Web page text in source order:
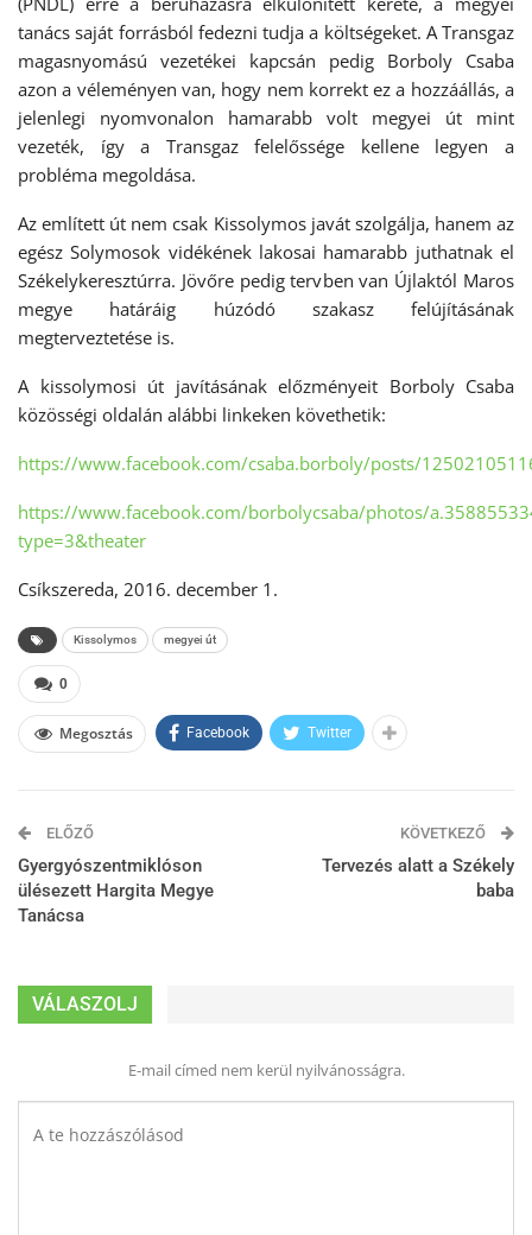
tanács saját forrásból fedezni tudja a költségeket. A Transgaz
magasnyomású vezetékei kapcsán pedig Borboly Csaba
azon a véleményen van, hogy nem korrekt ez a hozzáállás, a
jelenlegi nyomvonalon hamarabb volt megyei út mint
vezeték, így a Transgaz felelőssége kellene legyen a
probléma megoldása.
Az említett út nem csak Kissolymos javát szolgálja, hanem az
egész Solymosok vidékének lakosai hamarabb juthatnak el
Székelykeresztúrra. Jövőre pedig tervben van Újlaktól Maros
megye határáig húzódó szakasz felújításának
megterveztetése is.
A kissolymosi út javításának előzményeit Borboly Csaba
közösségi oldalán alábbi linkeken követhetik:
https://www.facebook.com/csaba.borboly/posts/
https://www.facebook.com/borbolycsaba/photos/
type=3&theater
Csíkszereda, 2016. december 1.
Kissolymos megyei út
0
Megosztás Facebook Twitter
ELŐZŐ
Gyergyószentmiklóson
ülésezett Hargita Megye
Tanácsa
KÖVETKEZŐ
Tervezés alatt a Székely
baba
VÁLASZOLJ
E-mail címed nem kerül nyilvánosságra.